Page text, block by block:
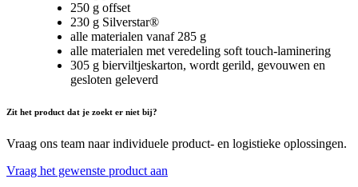
250 g offset
230 g Silverstar®
alle materialen vanaf 285 g
alle materialen met veredeling soft touch-laminering
305 g bierviltjeskarton, wordt gerild, gevouwen en
gesloten geleverd
Zit het product dat je zoekt er niet bij?
Vraag ons team naar individuele product- en logistieke oplossingen.
Vraag het gewenste product aan